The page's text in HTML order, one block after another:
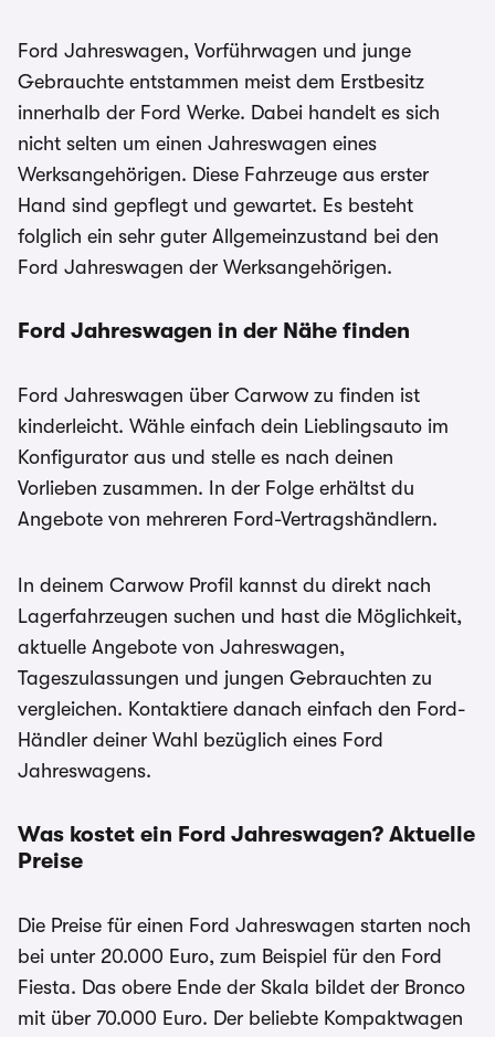
Ford Jahreswagen, Vorführwagen und junge
Gebrauchte entstammen meist dem Erstbesitz
innerhalb der Ford Werke. Dabei handelt es sich
nicht selten um einen Jahreswagen eines
Werksangehörigen. Diese Fahrzeuge aus erster
Hand sind gepflegt und gewartet. Es besteht
folglich ein sehr guter Allgemeinzustand bei den
Ford Jahreswagen der Werksangehörigen.
Ford Jahreswagen in der Nähe finden
Ford Jahreswagen über Carwow zu finden ist
kinderleicht. Wähle einfach dein Lieblingsauto im
Konfigurator aus und stelle es nach deinen
Vorlieben zusammen. In der Folge erhältst du
Angebote von mehreren Ford-Vertragshändlern.
In deinem Carwow Profil kannst du direkt nach
Lagerfahrzeugen suchen und hast die Möglichkeit,
aktuelle Angebote von Jahreswagen,
Tageszulassungen und jungen Gebrauchten zu
vergleichen. Kontaktiere danach einfach den Ford-
Händler deiner Wahl bezüglich eines Ford
Jahreswagens.
Was kostet ein Ford Jahreswagen? Aktuelle
Preise
Die Preise für einen Ford Jahreswagen starten noch
bei unter 20.000 Euro, zum Beispiel für den Ford
Fiesta. Das obere Ende der Skala bildet der Bronco
mit über 70.000 Euro. Der beliebte Kompaktwagen